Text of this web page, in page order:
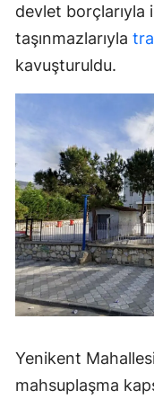
devlet borçlarıyla
taşınmazlarıyla
kavuşturuldu.
Yenikent
mahsuplaşma